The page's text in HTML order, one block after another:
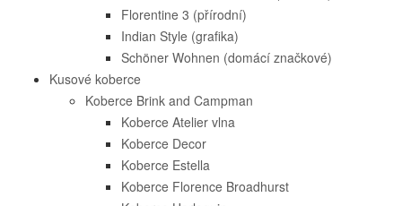
Florentine 3 (přírodní)
Indian Style (grafika)
Schöner Wohnen (domácí značkové)
Kusové koberce
Koberce Brink and Campman
Koberce Atelier vlna
Koberce Decor
Koberce Estella
Koberce Florence Broadhurst